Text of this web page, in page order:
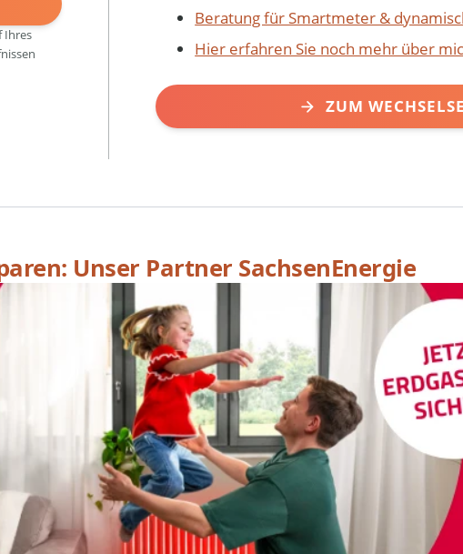
Ihres
Beratung für Smartmeter &
Hier erfahren Sie noch mehr über
ZUM
Unser Partner SachsenEnergie